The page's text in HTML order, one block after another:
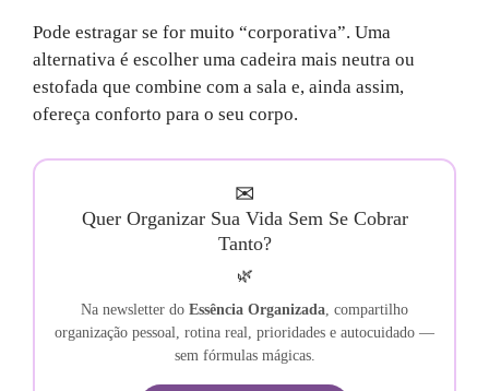
Pode estragar se for muito “corporativa”. Uma
alternativa é escolher uma cadeira mais neutra ou
estofada que combine com a sala e, ainda assim,
ofereça conforto para o seu corpo.
✉
Quer Organizar Sua Vida Sem Se Cobrar
Tanto?
🌿
Na newsletter do Essência Organizada , compartilho
organização pessoal, rotina real, prioridades e autocuidado —
sem fórmulas mágicas.